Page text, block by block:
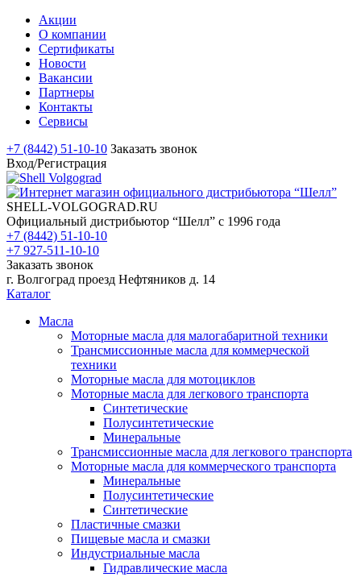
Акции
О компании
Сертификаты
Новости
Вакансии
Партнеры
Контакты
Сервисы
+7 (8442) 51-10-10 Заказать звонок
Вход/Регистрация
SHELL-VOLGOGRAD.RU
Официальный дистрибьютор “Шелл” с 1996 года
+7 (8442) 51-10-10
+7 927-511-10-10
Заказать звонок
г. Волгоград проезд Нефтяников д. 14
Каталог
Масла
Моторные масла для малогабаритной техники
Трансмиссионные масла для коммерческой
техники
Моторные масла для мотоциклов
Моторные масла для легкового транспорта
Синтетические
Полусинтетические
Минеральные
Трансмиссионные масла для легкового транспорта
Моторные масла для коммерческого транспорта
Минеральные
Полусинтетические
Синтетические
Пластичные смазки
Пищевые масла и смазки
Индустриальные масла
Гидравлические масла